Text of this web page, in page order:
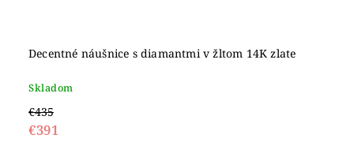
Decentné náušnice s diamantmi v žltom 14K zlate
Skladom
€435
€391